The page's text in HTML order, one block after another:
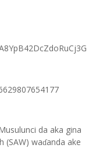
da aka gina
(SAW) waɗanda ake